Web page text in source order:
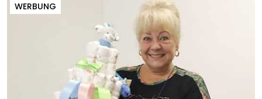
WERBUNG